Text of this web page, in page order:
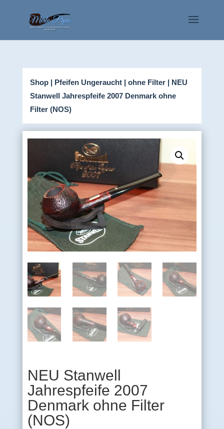
Shop| Pfeifen Ungeraucht| ohne Filter| NEU
Stanwell Jahrespfeife 2007 Denmark ohne
Filter (NOS)
NEU Stanwell
Jahrespfeife 2007
Denmark ohne Filter
(NOS)